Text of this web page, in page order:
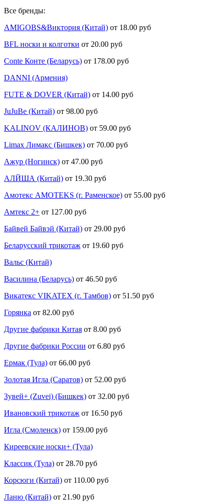
Все бренды:
AMIGOBS&Виктория (Китай) от 18.00 руб
BFL носки и колготки от 20.00 руб
Conte Конте (Беларусь) от 178.00 руб
DANNI (Армения)
FUTE & DOVER (Китай) от 14.00 руб
JuJuBe (Китай) от 98.00 руб
KALINOV (КАЛИНОВ) от 59.00 руб
Limax Лимакс (Бишкек) от 70.00 руб
Ажур (Ногинск) от 47.00 руб
АЛЙША (Китай) от 19.30 руб
Амотекс AMOTEKS (г. Раменское) от 55.00 руб
Амтекс 2+ от 127.00 руб
Байвей Байвэй (Китай) от 29.00 руб
Беларусский трикотаж от 19.60 руб
Вальс (Китай)
Василина (Беларусь) от 46.50 руб
Викатекс VIKATEX (г. Тамбов) от 51.50 руб
Горянка от 82.00 руб
Другие фабрики Китая от 8.00 руб
Другие фабрики России от 6.80 руб
Ермак (Тула) от 66.00 руб
Золотая Игла (Саратов) от 52.00 руб
Зувей+ (Zuvei) (Бишкек) от 32.00 руб
Ивановский трикотаж от 16.50 руб
Игла (Смоленск) от 159.00 руб
Киреевские носки+ (Тула)
Классик (Тула) от 28.70 руб
Корсюги (Китай) от 110.00 руб
Ланю (Китай) от 21.90 руб